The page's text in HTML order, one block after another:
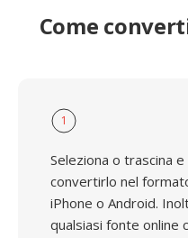
Come
1
Seleziona o trascina
convertirlo nel
iPhone o Android.
qualsiasi fonte online